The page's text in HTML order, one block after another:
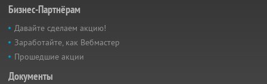
Бизнес-Партнёрам
Давайте сделаем акцию!
Заработайте, как Вебмастер
Прошедшие акции
Документы